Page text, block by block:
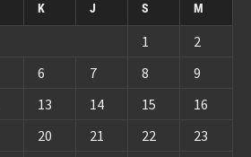
K J S M
1
2
6 7 8
9
13 14 15
16
20 21 22
23